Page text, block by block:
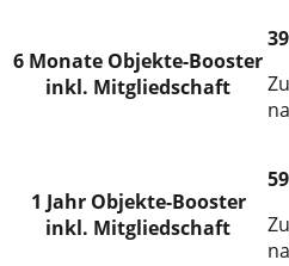
6 Monate Objekte-Booster
inkl. Mitgliedschaft
1 Jahr Objekte-Booster
inkl. Mitgliedschaft